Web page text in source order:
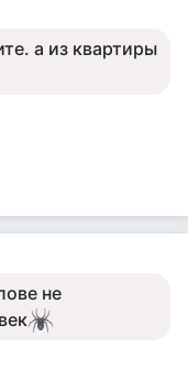
а из квартиры
не